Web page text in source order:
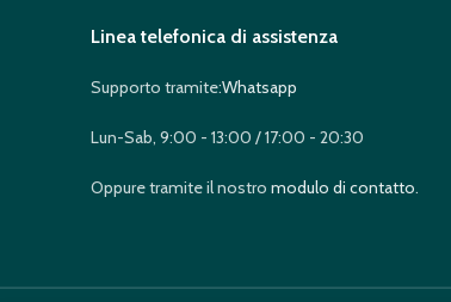
Linea telefonica di assistenza
Supporto tramite:Whatsapp
Lun-Sab, 9:00 - 13:00 / 17:00 - 20:30
Oppure tramite il nostro modulo di contatto.